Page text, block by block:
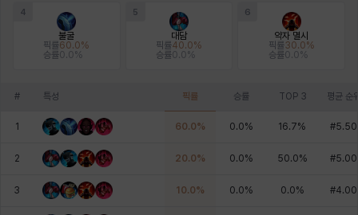
4
불굴
픽률
승률
60.0%
0.0%
5
대담
픽률
승률
40.0%
0.0%
6
약자 멸시
픽률
승률
30.0%
0.0%
# 특성 픽률 승률 TOP 3 평균 순
1 60.0% 0.0% 16.7% #5.50
2 20.0% 0.0% 50.0% #5.00
3 10.0% 0.0% 0.0% #4.00